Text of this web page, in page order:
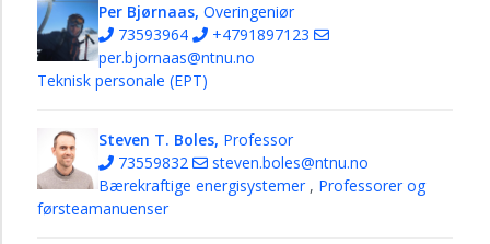
Per Bjørnaas, Overingeniør
73593964
+4791897123
per.bjornaas@ntnu.no
Teknisk personale (EPT)
Steven T. Boles, Professor
73559832
steven.boles@ntnu.no
Bærekraftige energisystemer , Professorer og
førsteamanuenser